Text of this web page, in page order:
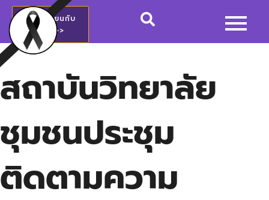
สมัครเรียนกับ
วชช.>>
สถาบันวิทยาลัย
ชุมชนประชุม
ติดตามความ